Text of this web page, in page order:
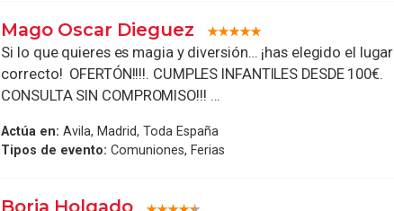
Mago Oscar Dieguez
Si lo que quieres es magia y diversión… ¡has elegido el lugar
correcto! OFERTÓN!!!!. CUMPLES INFANTILES DESDE 100€.
CONSULTA SIN COMPROMISO!!! ...
Actúa en: Avila, Madrid, Toda España
Tipos de evento: Comuniones, Ferias